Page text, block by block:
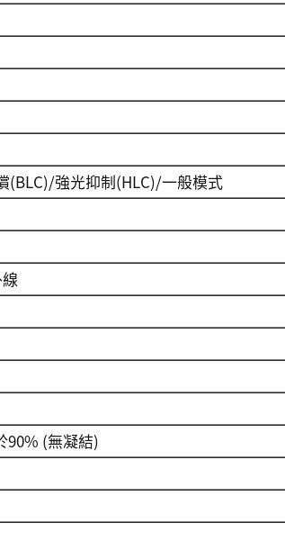
(BLC)/強光抑制(HLC)/一般模式
90% (無凝結)